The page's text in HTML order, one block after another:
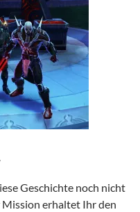
Geschichte noch nicht
Mission erhaltet Ihr den